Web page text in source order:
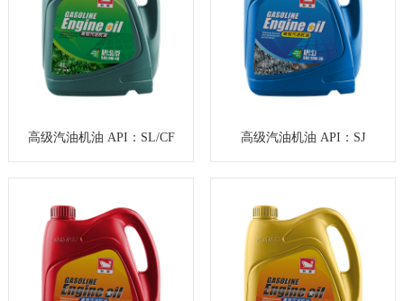
高级汽油机油 API：SL/CF 高级汽油机油 API：SJ